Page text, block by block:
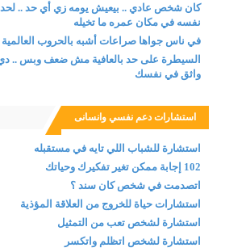
كان شخص عادي .. بيعيش يومه زي أي حد .. لحد
نفسه في مكان عمره ما تخيله
في ناس جواها صراعات أشبه بالحروب العالمية
السيطرة على حد بالعافية مش ضعف وبس ..
واثق في نفسك
استشارات دعم نفسي وانسانى
استشارة للشباب اللي تايه في مستقبله
102 إجابة ممكن تغير تفكيرك وحياتك
اتصدمت في شخص كان سند ؟
استشارات حياة للخروج من العلاقة المؤذية
استشارة لشخص تعب من التمثيل
استشارة لشخص اتظلم واتكسر